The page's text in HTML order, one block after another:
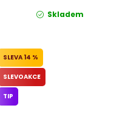
Skladem
14 %
SLEVOAKCE
TIP